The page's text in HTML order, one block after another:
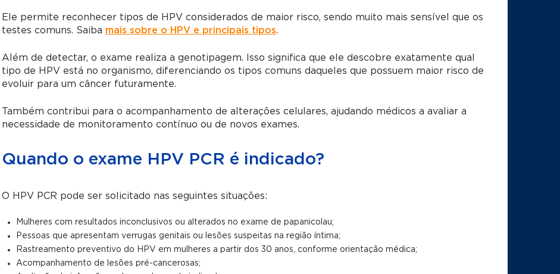
Ele permite reconhecer tipos de HPV considerados de maior risco, sendo muito mais sensível que os
testes comuns. Saiba mais sobre o HPV e principais tipos.
Além de detectar, o exame realiza a genotipagem. Isso significa que ele descobre exatamente qual
tipo de HPV está no organismo, diferenciando os tipos comuns daqueles que possuem maior risco de
evoluir para um câncer futuramente.
Também contribui para o acompanhamento de alterações celulares, ajudando médicos a avaliar a
necessidade de monitoramento contínuo ou de novos exames.
Quando o exame HPV PCR é indicado?
O HPV PCR pode ser solicitado nas seguintes situações:
Mulheres com resultados inconclusivos ou alterados no exame de papanicolau;
Pessoas que apresentam verrugas genitais ou lesões suspeitas na região íntima;
Rastreamento preventivo do HPV em mulheres a partir dos 30 anos, conforme orientação médica;
Acompanhamento de lesões pré-cancerosas;